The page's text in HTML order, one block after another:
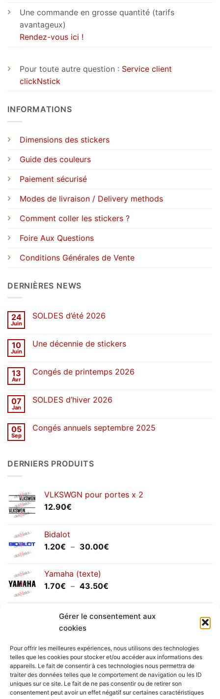
Gérer le consentement aux
cookies
Pour offrir les meilleures expériences, nous utilisons des technologies
telles que les cookies pour stocker et/ou accéder aux informations des
appareils. Le fait de consentir à ces technologies nous permettra de
traiter des données telles que le comportement de navigation ou les ID
uniques sur ce site. Le fait de ne pas consentir ou de retirer son
consentement peut avoir un effet négatif sur certaines caractéristiques
Une commande en grosse quantité (tarifs
avantageux)
Rendez-vous ici !
Pour toute autre question : Service client
clickNstick
INFORMATIONS
Dimensions des stickers
Guide des couleurs
Paiement sécurisé
Modes de livraison / Delivery methods
Comment coller les stickers ?
Foire Aux Questions
Conditions Générales de Vente
DERNIÈRES NEWS
24
Juin
SOLDES d’été 2026
SOLDES
10
Juin
Une décennie de stickers
Une
13
Avr
Congés de printemps 2026
Congés
07
Jan
SOLDES d’hiver 2026
SOLDES
05
Sep
Congés annuels septembre 2025
annuels
DERNIERS PRODUITS
VLKSWGN pour portes x 2
12.90€
Bidalot
1.20€ – 30.00€
Yamaha (texte)
1.70€ – 43.50€
prix :
1.70€
Yamaha (logo circulaire)
2.00€ – 25.90
prix :
2.00€
à
25.90€
Livraison vers la France exclusivement. Pour les pays
étrangers, prenezcontact avec nous.